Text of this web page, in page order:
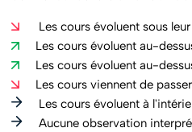
Les cours évoluent sous
Les cours évoluent au-
Les cours évoluent au-
Les cours viennent de
Les cours évoluent à
Aucune observation